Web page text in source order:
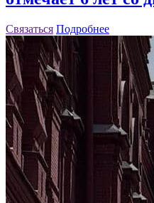
Связаться Подробнее